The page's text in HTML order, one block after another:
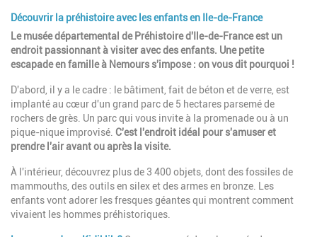
Découvrir la préhistoire avec les enfants en Ile-de-France
Le musée départemental de Préhistoire d'Ile-de-France est un
endroit passionnant à visiter avec des enfants. Une petite
escapade en famille à Nemours s'impose : on vous dit pourquoi !
D'abord, il y a le cadre : le bâtiment, fait de béton et de verre, est
implanté au cœur d'un grand parc de 5 hectares parsemé de
rochers de grès. Un parc qui vous invite à la promenade ou à un
pique-nique improvisé. C'est l'endroit idéal pour s'amuser et
prendre l'air avant ou après la visite.
À l'intérieur, découvrez plus de 3 400 objets, dont des fossiles de
mammouths, des outils en silex et des armes en bronze. Les
enfants vont adorer les fresques géantes qui montrent comment
vivaient les hommes préhistoriques.